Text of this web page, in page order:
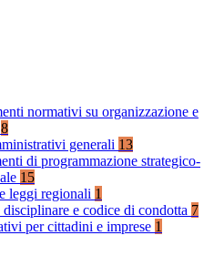
normativi su organizzazione e
8
generali 13
di programmazione strategico-
15
leggi regionali 1
e codice di condotta 7
per cittadini e imprese 1